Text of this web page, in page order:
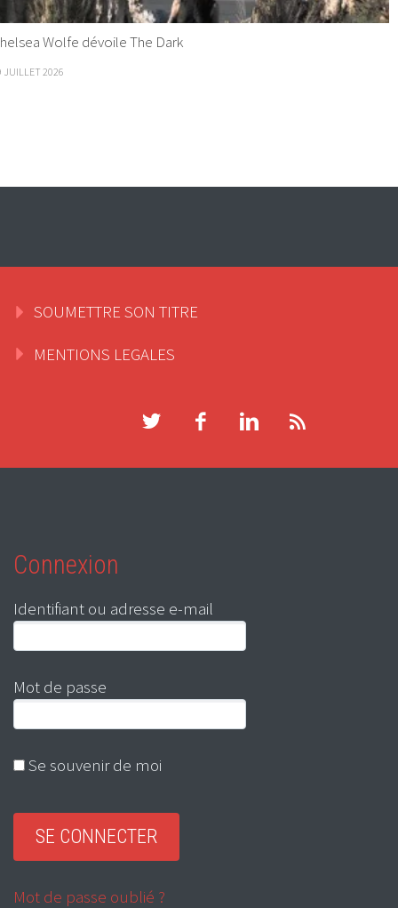
Wolfe dévoile The Dark
JUILLET 2026
SOUMETTRE SON TITRE
MENTIONS LEGALES
Connexion
Identifiant ou adresse e-mail
Mot de passe
Se souvenir de moi
Mot de passe oublié ?